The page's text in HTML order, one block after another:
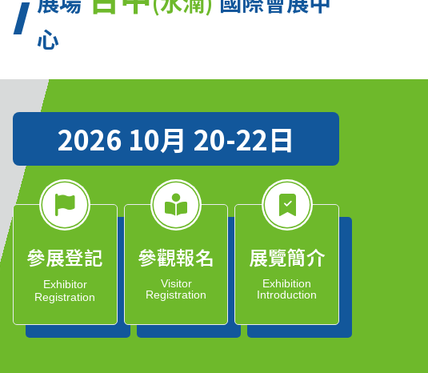
心
2026 10月 20-22日
參展登記
Exhibitor
Registration
參觀報名
Visitor
Registration
展覽簡介
Exhibition
Introduction